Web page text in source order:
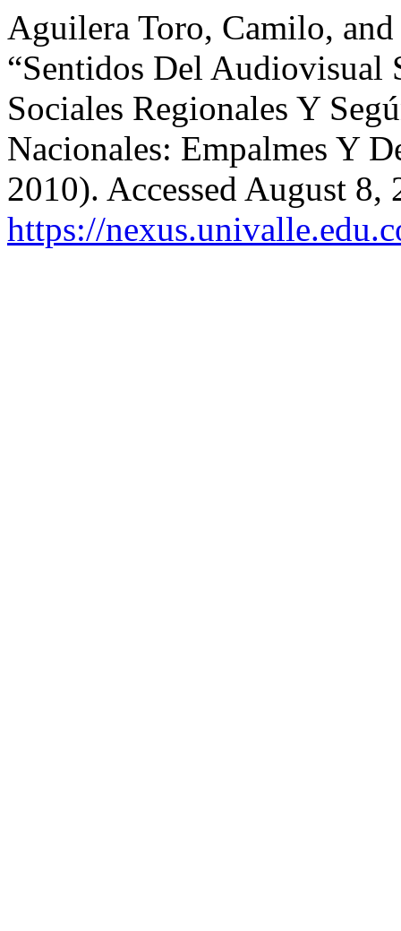
Aguilera Toro, Camilo,
“Sentidos Del Audiovisual
Sociales Regionales Y
Nacionales: Empalmes Y
2010). Accessed August 8,
https://